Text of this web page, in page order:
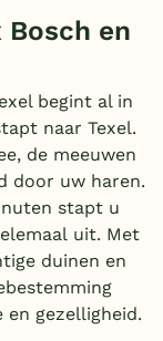
en
begint al in
naar Texel.
de meeuwen
door uw haren.
stapt u
uit. Met
duinen en
gezelligheid.